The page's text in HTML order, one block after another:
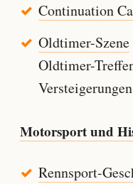
Continuation
Oldtimer-Szene
Oldtimer-
Motorsport und
Rennsport-